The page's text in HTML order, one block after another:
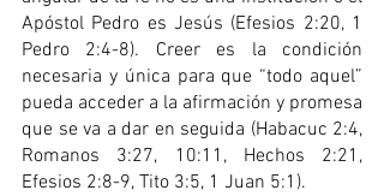
Apóstol Pedro es Jesús (Efesios 2:20, 1
Pedro 2:4-8). Creer es la condición
necesaria y única para que “todo aquel”
pueda acceder a la afirmación y promesa
que se va a dar en seguida (Habacuc 2:4,
Romanos 3:27, 10:11, Hechos 2:21,
Efesios 2:8-9, Tito 3:5, 1 Juan 5:1).